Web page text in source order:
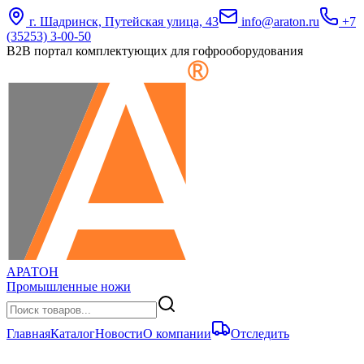
г. Шадринск, Путейская улица, 43 info@araton.ru
+7
(35253) 3-00-50
B2B портал комплектующих для гофрооборудования
АРАТОН
Промышленные ножи
ГлавнаяКаталогНовостиО компании Отследить